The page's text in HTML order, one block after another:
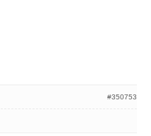
#350753